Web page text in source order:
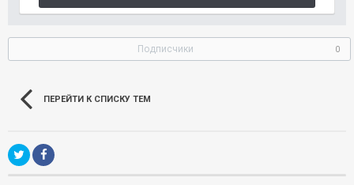
Подписчики 0
ПЕРЕЙТИ К СПИСКУ ТЕМ